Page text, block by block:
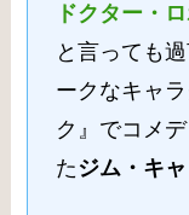
ドクター・
と言っても
ークなキャ
ク』でコメ
た ジム・キ